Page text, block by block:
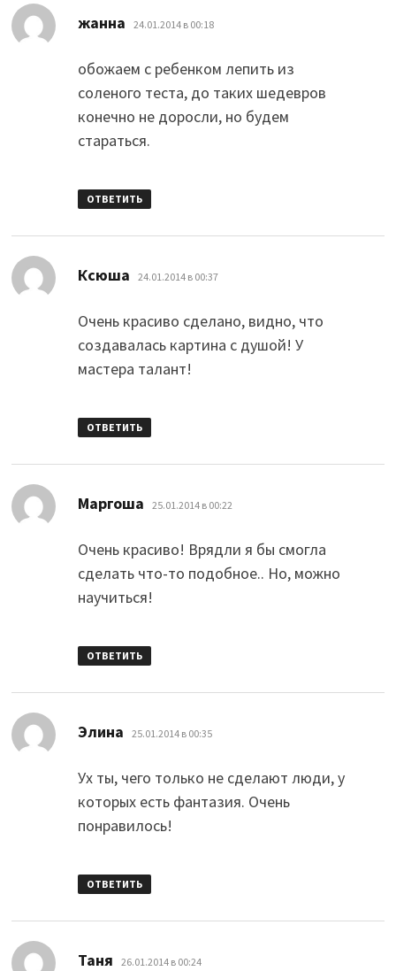
жанна 24.01.2014 в 00:18
обожаем с ребенком лепить из
соленого теста, до таких шедевров
конечно не доросли, но будем
стараться.
ОТВЕТИТЬ
Ксюша 24.01.2014 в 00:37
Очень красиво сделано, видно, что
создавалась картина с душой! У
мастера талант!
ОТВЕТИТЬ
Маргоша 25.01.2014 в 00:22
Очень красиво! Врядли я бы смогла
сделать что-то подобное.. Но, можно
научиться!
ОТВЕТИТЬ
Элина 25.01.2014 в 00:35
Ух ты, чего только не сделают люди, у
которых есть фантазия. Очень
понравилось!
ОТВЕТИТЬ
Таня 26.01.2014 в 00:24